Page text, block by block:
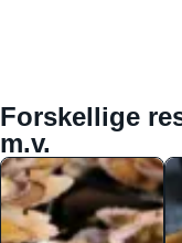
Forskellige
m.v.